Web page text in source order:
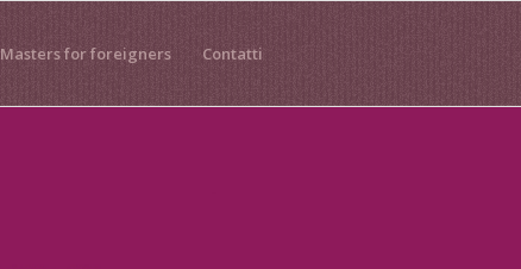
Masters for foreigners Contatti